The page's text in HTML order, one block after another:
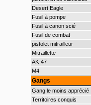
Desert Eagle
Fusil à pompe
Fusil à canon scié
Fusil de combat
pistolet mitrailleur
Mitraillette
AK-47
M4
Gangs
Gang le moins apprécié
Territoires conquis